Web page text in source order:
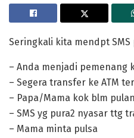
Seringkali kita mendpt
– Anda menjadi pemenang
– Segera transfer ke ATM
– Papa/Mama kok blm
– SMS yg pura2 nyasar ttg
– Mama minta pulsa